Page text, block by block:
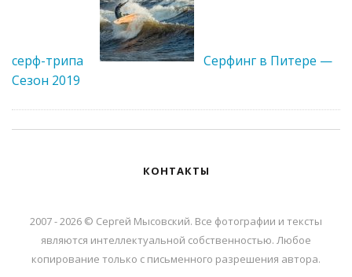
серф-трипа
Серфинг в Питере —
Сезон 2019
КОНТАКТЫ
2007 - 2026 © Сергей Мысовский. Все фотографии и тексты
являются интеллектуальной собственностью. Любое
копирование только с письменного разрешения автора.